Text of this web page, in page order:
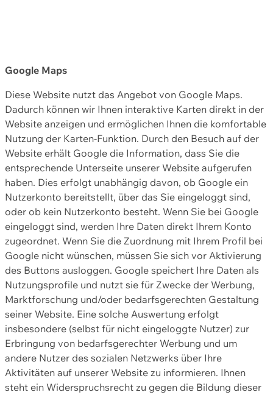
Google Maps
Diese Website nutzt das Angebot von Google Maps.
Dadurch können wir Ihnen interaktive Karten direkt in der
Website anzeigen und ermöglichen Ihnen die komfortable
Nutzung der Karten-Funktion. Durch den Besuch auf der
Website erhält Google die Information, dass Sie die
entsprechende Unterseite unserer Website aufgerufen
haben. Dies erfolgt unabhängig davon, ob Google ein
Nutzerkonto bereitstellt, über das Sie eingeloggt sind,
oder ob kein Nutzerkonto besteht. Wenn Sie bei Google
eingeloggt sind, werden Ihre Daten direkt Ihrem Konto
zugeordnet. Wenn Sie die Zuordnung mit Ihrem Profil bei
Google nicht wünschen, müssen Sie sich vor Aktivierung
des Buttons ausloggen. Google speichert Ihre Daten als
Nutzungsprofile und nutzt sie für Zwecke der Werbung,
Marktforschung und/oder bedarfsgerechten Gestaltung
seiner Website. Eine solche Auswertung erfolgt
insbesondere (selbst für nicht eingeloggte Nutzer) zur
Erbringung von bedarfsgerechter Werbung und um
andere Nutzer des sozialen Netzwerks über Ihre
Aktivitäten auf unserer Website zu informieren. Ihnen
steht ein Widerspruchsrecht zu gegen die Bildung dieser